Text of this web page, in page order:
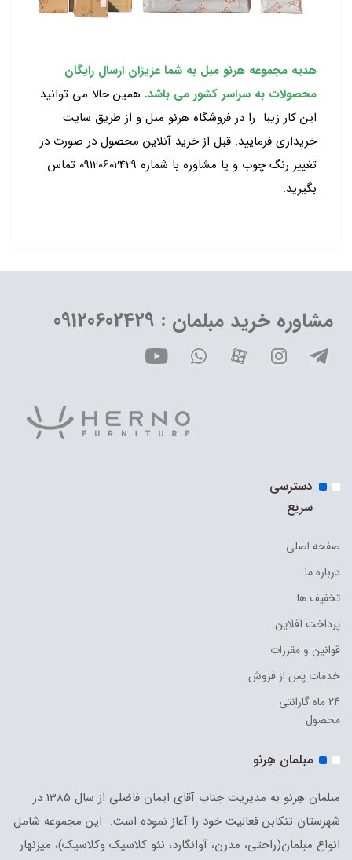
هدیه مجموعه هرنو مبل به شما عزیزان ارسال رایگان
محصولات به سراسر کشور می باشد. همین حالا می توانید
این کار زیبا را در فروشگاه هرنو مبل و از طریق سایت
خریداری فرمایید. قبل از خرید آنلاین محصول در صورت در
تغییر رنگ چوب و یا مشاوره با شماره 09120602429 تماس
بگیرید.
مشاوره خرید مبلمان : 09120602429
دسترسی
سریع
صفحه اصلی
درباره ما
تخفیف ها
پرداخت آفلاین
قوانین و مقررات
خدمات پس از فروش
24 ماه گارانتی
محصول
مبلمان هِرنو
مبلمان هِرنو به مدیریت جناب آقای ایمان فاضلی از سال 1385 در
شهرستان تنکابن فعالیت خود را آغاز نموده است. این مجموعه شامل
انواع مبلمان(راحتی، مدرن، آوانگارد، نئو کلاسیک وکلاسیک)، میزنهار